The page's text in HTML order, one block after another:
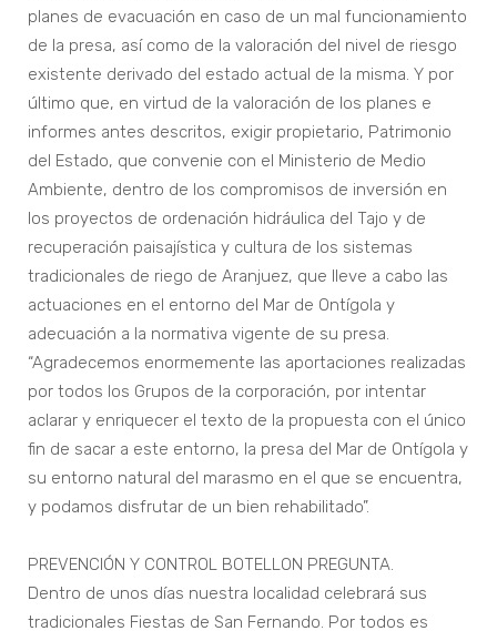
planes de evacuación en caso de un mal funcionamiento
de la presa, así como de la valoración del nivel de riesgo
existente derivado del estado actual de la misma. Y por
último que, en virtud de la valoración de los planes e
informes antes descritos, exigir propietario, Patrimonio
del Estado, que convenie con el Ministerio de Medio
Ambiente, dentro de los compromisos de inversión en
los proyectos de ordenación hidráulica del Tajo y de
recuperación paisajística y cultura de los sistemas
tradicionales de riego de Aranjuez, que lleve a cabo las
actuaciones en el entorno del Mar de Ontígola y
adecuación a la normativa vigente de su presa.
“Agradecemos enormemente las aportaciones realizadas
por todos los Grupos de la corporación, por intentar
aclarar y enriquecer el texto de la propuesta con el único
fin de sacar a este entorno, la presa del Mar de Ontígola y
su entorno natural del marasmo en el que se encuentra,
y podamos disfrutar de un bien rehabilitado”.
PREVENCIÓN Y CONTROL BOTELLON PREGUNTA.
Dentro de unos días nuestra localidad celebrará sus
tradicionales Fiestas de San Fernando. Por todos es